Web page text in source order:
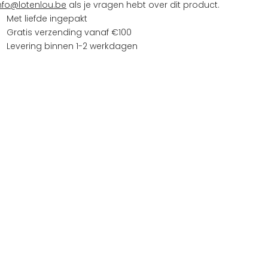
als je vragen hebt over dit product.
Met liefde ingepakt
Gratis verzending vanaf €100
Levering binnen 1-2 werkdagen